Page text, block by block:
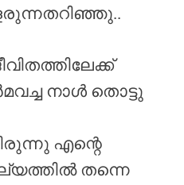
നാൾ തൊട്ടു
എന്റെ
തന്നെ